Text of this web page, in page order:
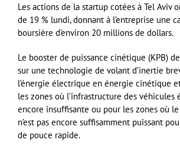
Les actions de la startup cotées à Tel Aviv
de 19 % lundi, donnant à l’entreprise une
boursière d’environ 20 millions de dollars.
Le booster de puissance cinétique (KPB)
sur une technologie de volant d’inertie
l’énergie électrique en énergie cinétique
les zones où l’infrastructure des véhicules
encore insuffisante ou pour les zones où
n’est pas encore suffisamment puissant
de pouce rapide.